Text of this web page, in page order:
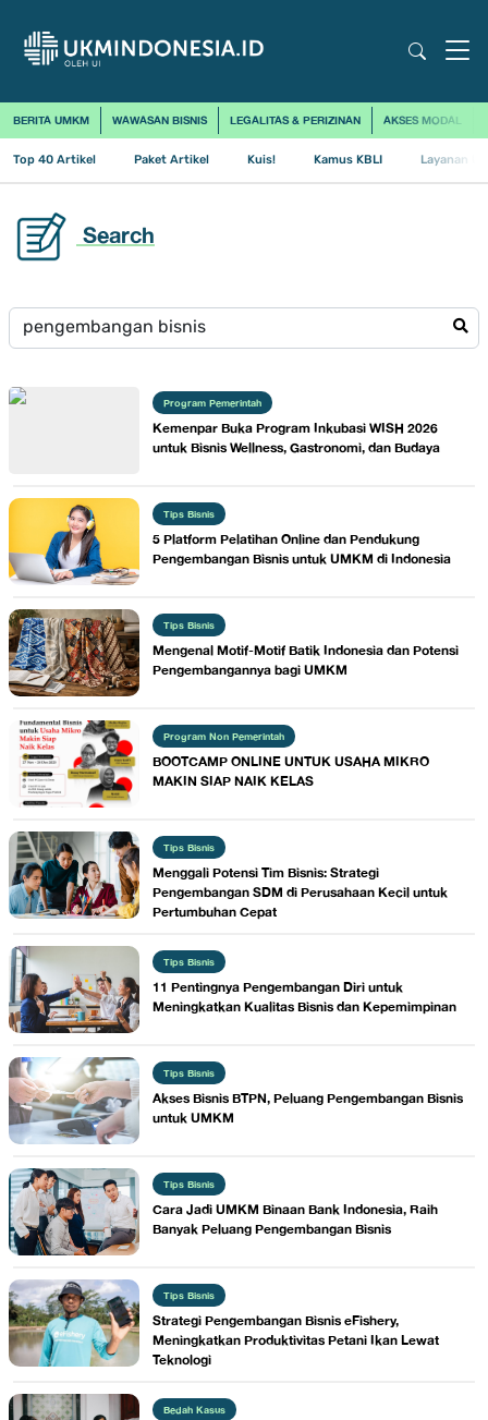
BERITA UMKM WAWASAN BISNIS LEGALITAS & PERIZINAN AKSES MODAL
Top 40 Artikel Paket Artikel Kuis! Kamus KBLI Layanan
Search
Program Pemerintah
Kemenpar Buka Program Inkubasi WISH 2026
untuk Bisnis Wellness, Gastronomi, dan Budaya
Tips Bisnis
5 Platform Pelatihan Online dan Pendukung
Pengembangan Bisnis untuk UMKM di Indonesia
Tips Bisnis
Mengenal Motif-Motif Batik Indonesia dan Potensi
Pengembangannya bagi UMKM
Program Non Pemerintah
BOOTCAMP ONLINE UNTUK USAHA MIKRO
MAKIN SIAP NAIK KELAS
Tips Bisnis
Menggali Potensi Tim Bisnis: Strategi
Pengembangan SDM di Perusahaan Kecil untuk
Pertumbuhan Cepat
Tips Bisnis
11 Pentingnya Pengembangan Diri untuk
Meningkatkan Kualitas Bisnis dan Kepemimpinan
Tips Bisnis
Akses Bisnis BTPN, Peluang Pengembangan Bisnis
untuk UMKM
Tips Bisnis
Cara Jadi UMKM Binaan Bank Indonesia, Raih
Banyak Peluang Pengembangan Bisnis
Tips Bisnis
Strategi Pengembangan Bisnis eFishery,
Meningkatkan Produktivitas Petani Ikan Lewat
Teknologi
Bedah Kasus